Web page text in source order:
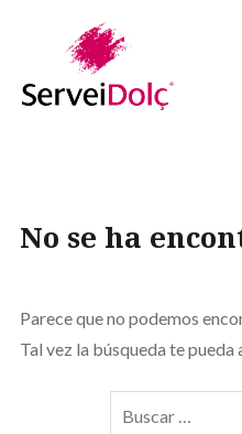
contenido
No se ha
Parece que no podemos
Tal vez la búsqueda te pueda